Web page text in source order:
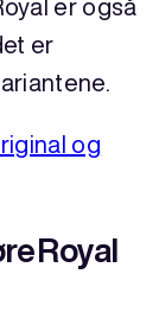
er også
er
og